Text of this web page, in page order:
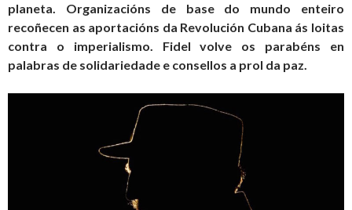
planeta. Organizacións de base do mundo enteiro
recoñecen as aportacións da Revolución Cubana ás loitas
contra o imperialismo. Fidel volve os parabéns en
palabras de solidariedade e consellos a prol da paz.